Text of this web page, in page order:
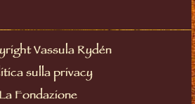
Vassula Rydén
sulla privacy
La Fondazione